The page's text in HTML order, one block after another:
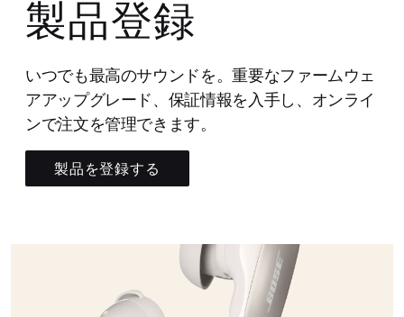
製品登録
いつでも最高のサウンドを。重要なファームウェ
アアップグレード、保証情報を入手し、オンライ
ンで注文を管理できます。
製品を登録する